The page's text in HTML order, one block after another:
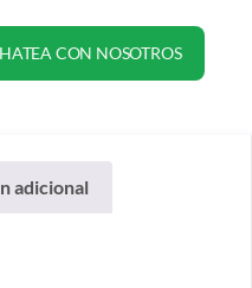
CON NOSOTROS
adicional